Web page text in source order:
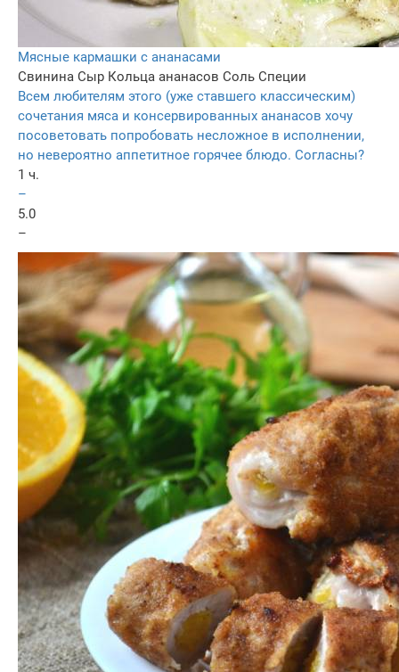
Мясные кармашки с ананасами
Свинина Сыр Кольца ананасов Соль Специи
Всем любителям этого (уже ставшего классическим)
сочетания мяса и консервированных ананасов хочу
посоветовать попробовать несложное в исполнении,
но невероятно аппетитное горячее блюдо. Согласны?
1 ч.
–
5.0
–